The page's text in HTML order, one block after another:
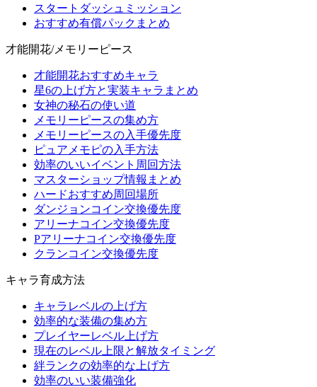
スタートダッシュミッション
おすすめ有償パックまとめ
才能開花/メモリーピース
才能開花おすすめキャラ
星6の上げ方と実装キャラまとめ
女神の秘石の使い道
メモリーピースの集め方
メモリーピースの入手優先度
ピュアメモピの入手方法
効率のいいイベント周回方法
マスターショップ情報まとめ
ハードおすすめ周回場所
ダンジョンコイン交換優先度
アリーナコイン交換優先度
Pアリーナコイン交換優先度
クランコイン交換優先度
キャラ育成方法
キャラレベルの上げ方
効率的な装備の集め方
プレイヤーレベル上げ方
現在のレベル上限と解放タイミング
絆ランクの効率的な上げ方
効率のいい装備強化